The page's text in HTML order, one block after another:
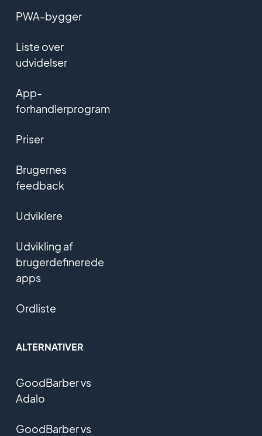
PWA-bygger
Liste over
udvidelser
App-
forhandlerprogram
Priser
Brugernes
feedback
Udviklere
Udvikling af
brugerdefinerede
apps
Ordliste
ALTERNATIVER
GoodBarber vs
Adalo
GoodBarber vs